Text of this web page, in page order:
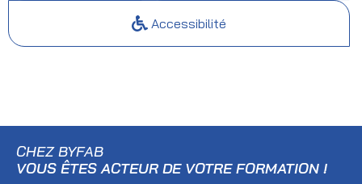
Accessibilité
CHEZ BYFAB
VOUS ÊTES ACTEUR DE VOTRE FORMATION !